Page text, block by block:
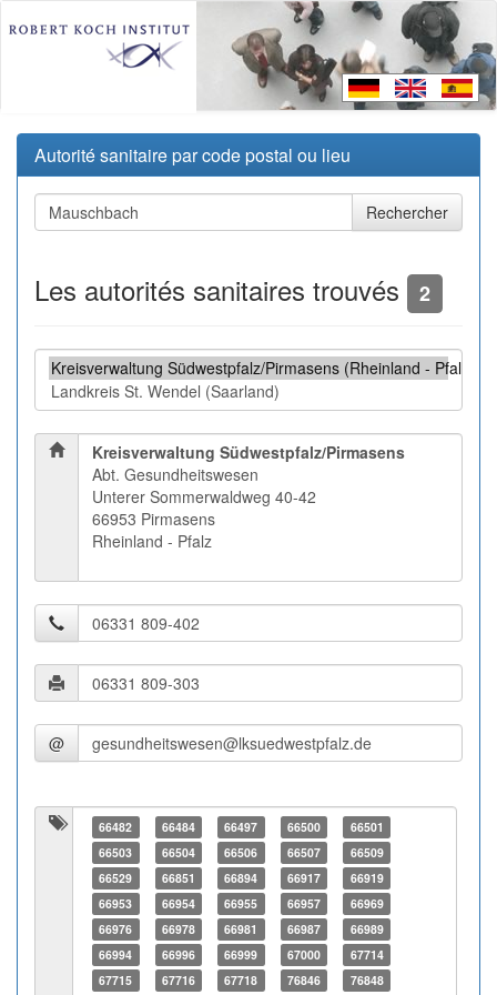
Autorité sanitaire par code postal ou lieu
Les autorités sanitaires trouvés 2
Kreisverwaltung Südwestpfalz/Pirmasens
Abt. Gesundheitswesen
Unterer Sommerwaldweg 40-42
66953 Pirmasens
Rheinland - Pfalz
@
66482 66484 66497 66500
66501
66503
66504 66506 66507
66509
66529
66851 66894 66917
66919
66953
66954 66955 66957
66969
66976
66978 66981 66987
66989
66994
66996 66999 67000
67714
67715
67716 67718 76846 76848